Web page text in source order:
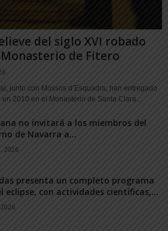
del siglo XVI robado
Monasterio de Fitero
junto con Mossos d’Esquadra, han entregado
2010 en el Monasterio de Santa Clara...
no invitará a los miembros del
de Navarra a...
2026
presenta un completo programa
eclipse, con actividades científicas,...